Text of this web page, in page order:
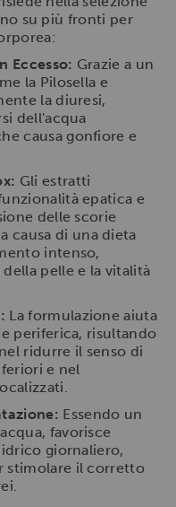
su più fronti per
Eccesso: Grazie a un
la Pilosella e
la diuresi,
dell'acqua
causa gonfiore e
Gli estratti
epatica e
delle scorie
causa di una dieta
intenso,
pelle e la vitalità
La formulazione aiuta
periferica, risultando
ridurre il senso di
e nel
Essendo un
favorisce
giornaliero,
stimolare il corretto